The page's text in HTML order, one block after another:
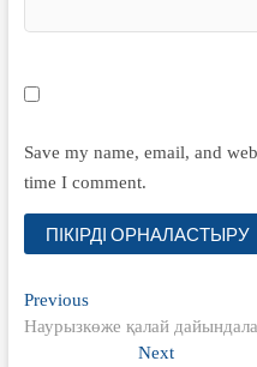
Save my name, email, and
time I comment.
Жазба
навигациясы
PreviousPrevious
post:
Наурызкөже қалай
NextNext